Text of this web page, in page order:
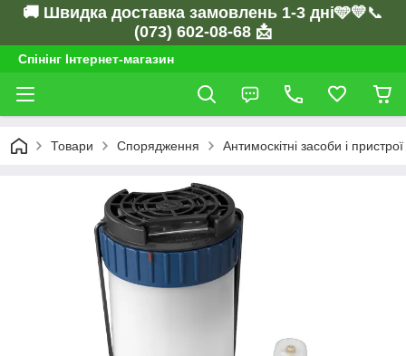
🚚 Швидка доставка замовлень 1-3 дні🩵💛📞
(073) 602-08-68 📩
Спінінг Інтернет-магазин
Товари Спорядження Антимоскітні засоби і пристрої